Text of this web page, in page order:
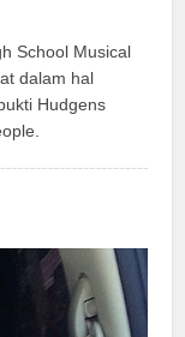
School Musical
dalam hal
Hudgens